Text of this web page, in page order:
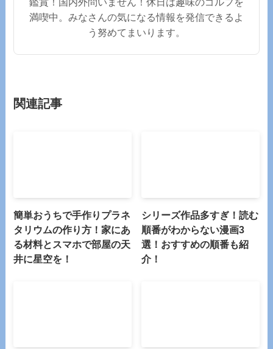
満喫中。みなさんの気になる情報を発信できるよ
う努めてまいります。
関連記事
簡単おうちで手作りプラネ
タリウムの作り方！家にあ
る材料とスマホで部屋の天
井に星空を！
シリーズ作品多すぎ！読む
順番がわからない漫画3
選！おすすめの順番も紹
介！